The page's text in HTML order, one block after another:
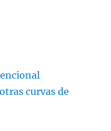
curvas de